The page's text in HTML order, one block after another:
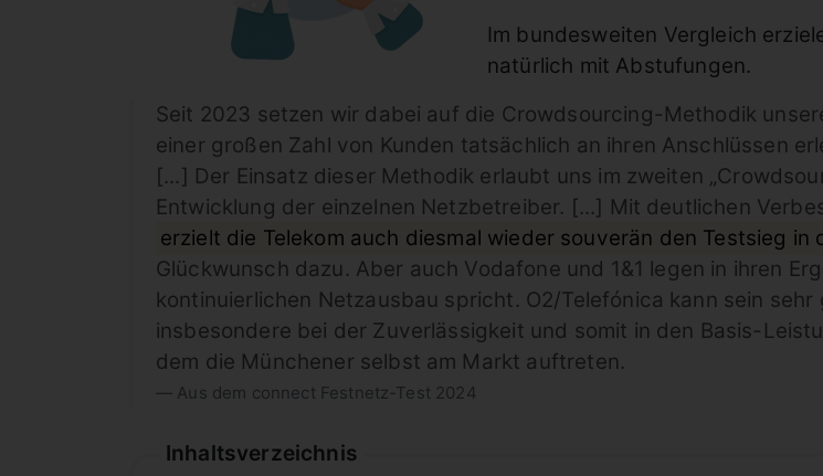
Im bundesweiten Vergleich
natürlich mit Abstufungen.
Seit 2023 setzen wir dabei auf die Crowdsourcing-Methodik
einer großen Zahl von Kunden tatsächlich an ihren Anschlüssen
[...] Der Einsatz dieser Methodik erlaubt uns im zweiten
Entwicklung der einzelnen Netzbetreiber. [...] Mit deutlichen
erzielt die Telekom auch diesmal wieder souverän den Testsieg
Glückwunsch dazu. Aber auch Vodafone und 1&1 legen in ihren
kontinuierlichen Netzausbau spricht. O2/Telefónica kann sein
insbesondere bei der Zuverlässigkeit und somit in den Basis-
dem die Münchener selbst am Markt auftreten.
Aus dem connect Festnetz-Test 2024
Inhaltsverzeichnis